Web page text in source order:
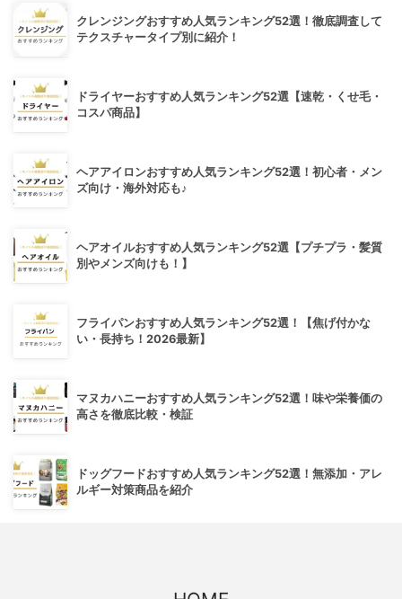
クレンジングおすすめ人気ランキング52選！徹底調査して
テクスチャータイプ別に紹介！
ドライヤーおすすめ人気ランキング52選【速乾・くせ毛・
コスパ商品】
ヘアアイロンおすすめ人気ランキング52選！初心者・メン
ズ向け・海外対応も♪
ヘアオイルおすすめ人気ランキング52選【プチプラ・髪質
別やメンズ向けも！】
フライパンおすすめ人気ランキング52選！【焦げ付かな
い・長持ち！2026最新】
マヌカハニーおすすめ人気ランキング52選！味や栄養価の
高さを徹底比較・検証
ドッグフードおすすめ人気ランキング52選！無添加・アレ
ルギー対策商品を紹介